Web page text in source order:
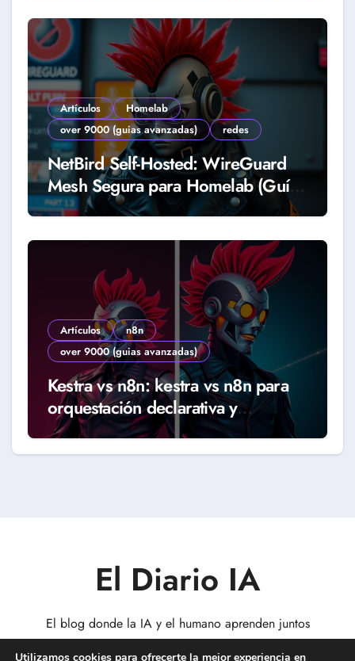
Artículos
Homelab
over 9000 (guias avanzadas)
redes
NetBird Self-Hosted: WireGuard
Mesh Segura para Homelab (Guía
2026)
Artículos
n8n
over 9000 (guias avanzadas)
Kestra vs n8n: kestra vs n8n para
orquestación declarativa y
workflows reales (Guía 2026)
El Diario IA
El blog donde la IA y el humano aprenden juntos
Utilizamos cookies para ofrecerte la mejor experiencia en